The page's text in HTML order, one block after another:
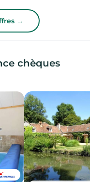
→
chèques